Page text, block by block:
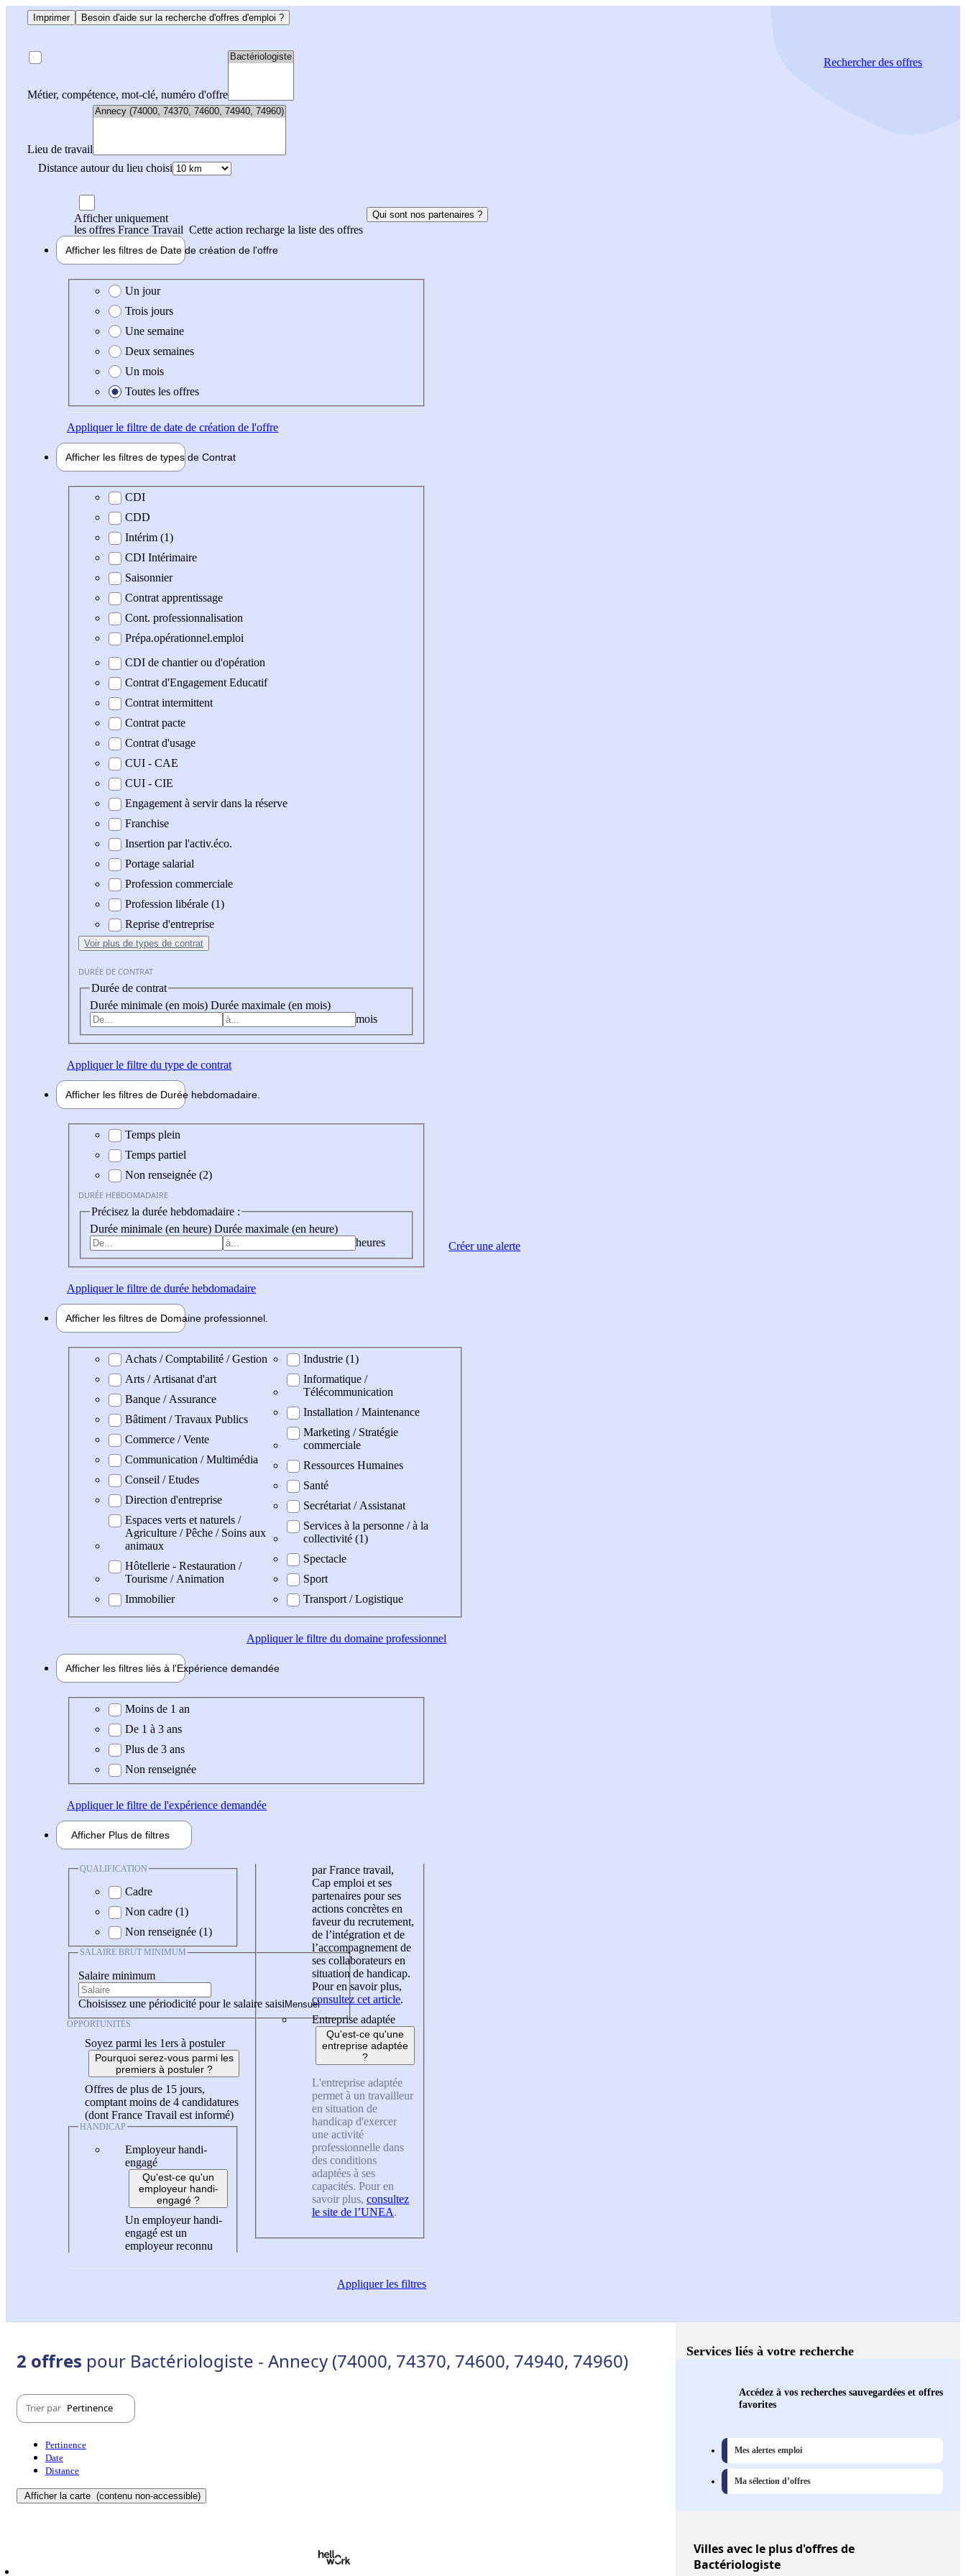
Imprimer Besoin d'aide sur la recherche d'offres d'emploi ?
Métier, compétence, mot-clé, numéro d'offre
Lieu de travail
Distance autour du lieu choisi
Rechercherdes offres
Afficher uniquement
les offres France Travail Cette action recharge la liste des offres
Qui sont nos partenaires ?
Afficher les filtres de Date de création de l'offre
Date de création de l'offre
Un jour
Trois jours
Une semaine
Deux semaines
Un mois
Toutes les offres
Appliquerle filtre de date de création de l'offre
Afficher les filtres de types de Contrat
Type de contrat
CDI
CDD
Intérim (1)
CDI Intérimaire
Saisonnier
Contrat apprentissage
Cont. professionnalisation
Prépa.opérationnel.emploi
CDI de chantier ou d'opération
Contrat d'Engagement Educatif
Contrat intermittent
Contrat pacte
Contrat d'usage
CUI - CAE
CUI - CIE
Engagement à servir dans la réserve
Franchise
Insertion par l'activ.éco.
Portage salarial
Profession commerciale
Profession libérale (1)
Reprise d'entreprise
Voir plus de types de contrat
DURÉE DE CONTRAT
Durée de contrat
Durée minimale (en mois) Durée maximale (en mois)
mois
Appliquerle filtre du type de contrat
Afficher les filtres de Durée hebdomadaire
Durée hebdomadaire
Temps plein
Temps partiel
Non renseignée (2)
DURÉE HEBDOMADAIRE
Précisez la durée hebdomadaire :
Durée minimale (en heure) Durée maximale (en heure)
heures
Appliquerle filtre de durée hebdomadaire
Afficher les filtres de Domaine professionnel
Domaine professionel
Achats / Comptabilité / Gestion
Arts / Artisanat d'art
Banque / Assurance
Bâtiment / Travaux Publics
Commerce / Vente
Communication / Multimédia
Conseil / Etudes
Direction d'entreprise
Espaces verts et naturels /
Agriculture / Pêche / Soins aux
animaux
Hôtellerie - Restauration /
Tourisme / Animation
Immobilier
Industrie (1)
Informatique /
Télécommunication
Installation / Maintenance
Marketing / Stratégie
commerciale
Ressources Humaines
Santé
Secrétariat / Assistanat
Services à la personne / à la
collectivité (1)
Spectacle
Sport
Transport / Logistique
Appliquerle filtre du domaine professionnel
Afficher les filtres liés à l'Expérience demandée
Expérience demandée
Moins de 1 an
De 1 à 3 ans
Plus de 3 ans
Non renseignée
Appliquerle filtre de l'expérience demandée
Afficher Plus de filtres
QUALIFICATION
Cadre
Non cadre (1)
Non renseignée (1)
SALAIRE BRUT MINIMUM
Salaire minimum
Choisissez une périodicité pour le salaire saisi
OPPORTUNITÉS
Soyez parmi les 1ers à postuler
Pourquoi serez-vous parmi les
premiers à postuler ?
Offres de plus de 15 jours,
comptant moins de 4 candidatures
(dont France Travail est informé)
HANDICAP
Employeur handi-
engagé
Qu'est-ce qu'un
employeur handi-
engagé ?
Un employeur handi-
engagé est un
employeur reconnu
par France travail,
Cap emploi et ses
partenaires pour ses
actions concrètes en
faveur du recrutement,
de l’intégration et de
l’accompagnement de
ses collaborateurs en
situation de handicap.
Pour en savoir plus,
consultez cet article.
Entreprise adaptée
Qu'est-ce qu'une
entreprise adaptée
?
L'entreprise adaptée
permet à un travailleur
en situation de
handicap d'exercer
une activité
professionnelle dans
des conditions
adaptées à ses
capacités. Pour en
savoir plus, consultez
le site de l’UNEA.
Appliquerles filtres
Créer une alerte
2 offres pour Bactériologiste - Annecy (74000, 74370, 74600, 74940, 74960)
Trier par Pertinence
Pertinence
Date
Distance
Afficher la carte (contenu non-accessible)
Services liés à votre recherche
Accédez à vos recherches sauvegardées et offres
favorites
Mes alertes emploi
Ma sélection d’offres
Villesavec le plus d'offres de
Bactériologiste